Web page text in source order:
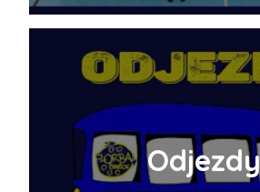
Odjezdy